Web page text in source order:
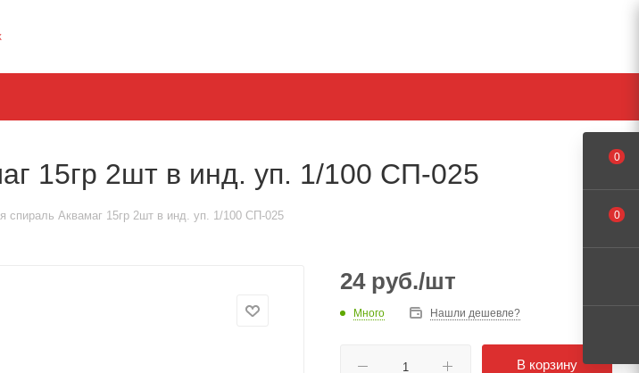
15гр 2шт в инд. уп. 1/100 СП-025
спираль Аквамаг 15гр 2шт в инд. уп. 1/100 СП-025
24руб./шт
Много Нашли дешевле?
В корзину
0
0